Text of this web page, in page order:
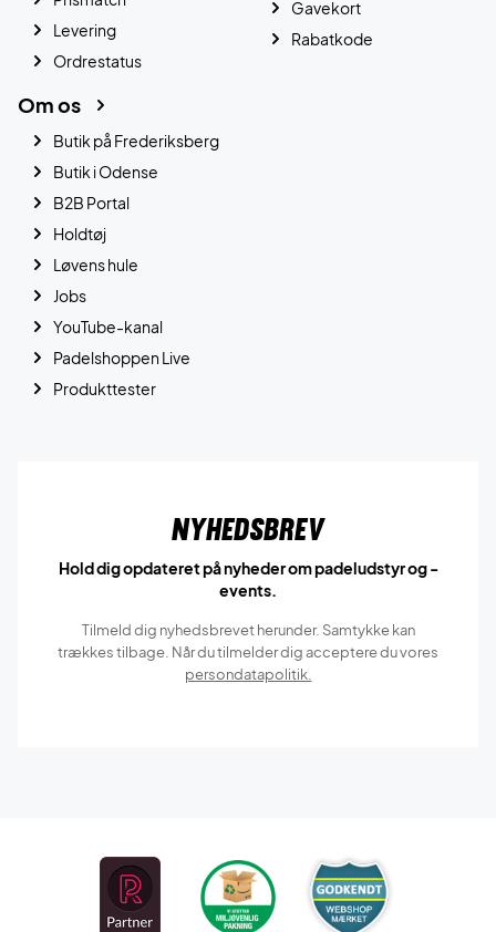
Levering
Ordrestatus
Gavekort
Rabatkode
Om os
Butik på Frederiksberg
Butik i Odense
B2B Portal
Holdtøj
Løvens hule
Jobs
YouTube-kanal
Padelshoppen Live
Produkttester
Nyhedsbrev
Hold dig opdateret på nyheder om padeludstyr og -
events.
Tilmeld dig nyhedsbrevet herunder. Samtykke kan
trækkes tilbage. Når du tilmelder dig acceptere du vores
persondatapolitik.